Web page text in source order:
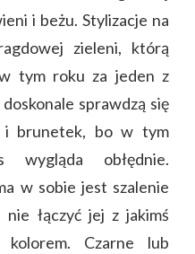
i beżu. Stylizacje na
zieleni, którą
tym roku za jeden z
sprawdzą się
i brunetek, bo w tym
obłędnie.
w sobie jest szalenie
łączyć jej z jakimś
kolorem. Czarne lub